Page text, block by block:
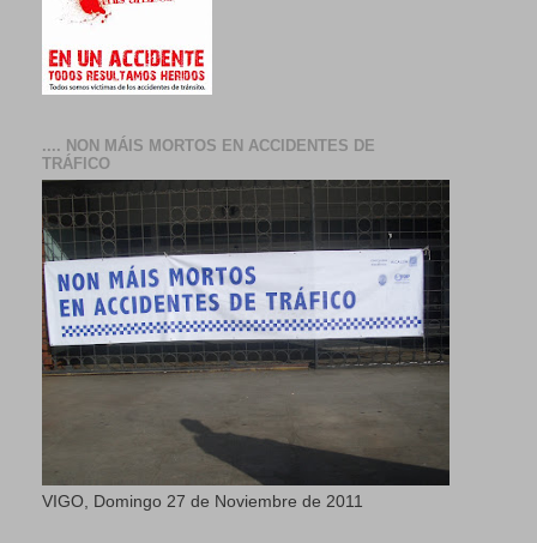
.... NON MÁIS MORTOS EN ACCIDENTES DE
TRÁFICO
VIGO, Domingo 27 de Noviembre de 2011